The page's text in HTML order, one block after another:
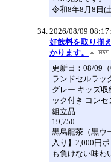
令和8年8月8日(
2026/08/09
好飲料を取り揃
かります。
更新日：08/09（
ランドセルラッ
グレー キッズ
ック付き コン
組立品
19,750
黒烏龍茶（黒ウ
入り】2,000円
も負けない味わ